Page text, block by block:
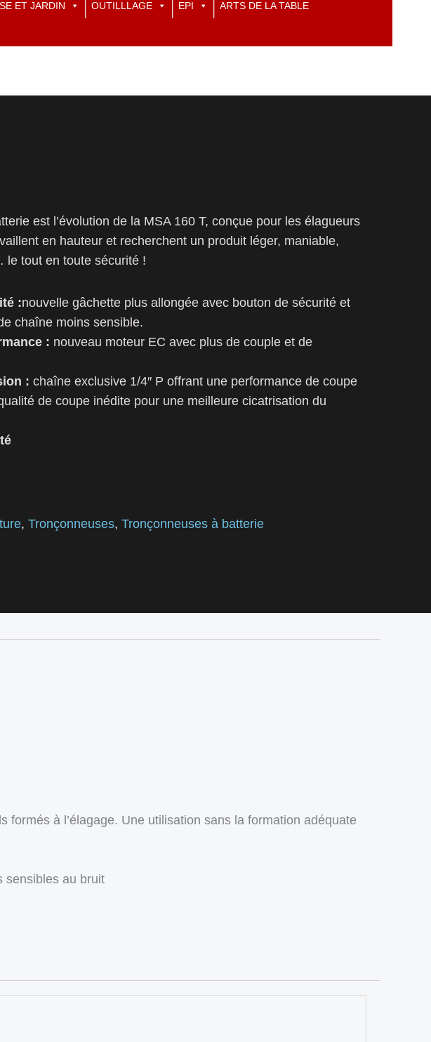
ET JARDIN OUTILLLAGE EPI ARTS DE LA TABLE
est l’évolution de la MSA 160 T, conçue pour les élagueurs
en hauteur et recherchent un produit léger, maniable,
tout en toute sécurité !
:nouvelle gâchette plus allongée avec bouton de sécurité et
chaîne moins sensible.
: nouveau moteur EC avec plus de couple et de
: chaîne exclusive 1/4″ P offrant une performance de coupe
de coupe inédite pour une meilleure cicatrisation du
, Tronçonneuses, Tronçonneuses à batterie
à l’élagage. Une utilisation sans la formation adéquate
sensibles au bruit